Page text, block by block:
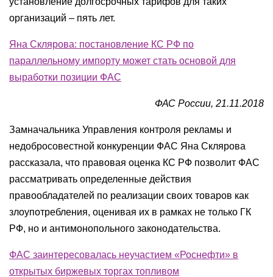
организаций – пять лет.
Яна Склярова: постановление КС РФ по
параллельному импорту может стать основой для
выработки позиции ФАС
ФАС России, 21.11.2018
Замначальника Управления контроля рекламы и
недобросовестной конкуренции ФАС Яна Склярова
рассказала, что правовая оценка КС РФ позволит ФАС
рассматривать определенные действия
правообладателей по реализации своих товаров как
злоупотребления, оценивая их в рамках не только ГК
РФ, но и антимонопольного законодательства.
ФАС заинтересовалась неучастием «Роснефти» в
открытых биржевых торгах топливом